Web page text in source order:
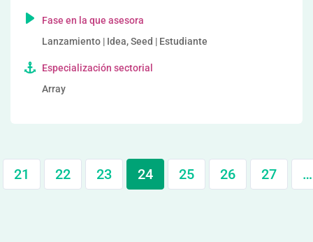
Fase en la que asesora
Lanzamiento | Idea, Seed | Estudiante
Especialización sectorial
Array
21 22 23 24 25 26 27 …